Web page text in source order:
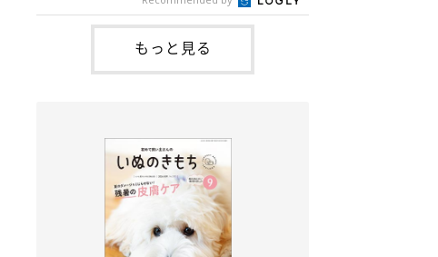
表情を浮かべるシルビアちゃんの姿が写っ
ていました。こちらは、保護犬だったシル
れました。飼い主さん： 「ある休日のこ
とです。私がソファに座った途端にひざの
上にのってきたので、そのままなでながら
テレビを見ていたのですが、微動だにしな
いので気になって見てみると、腕にしがみ
もっと見る